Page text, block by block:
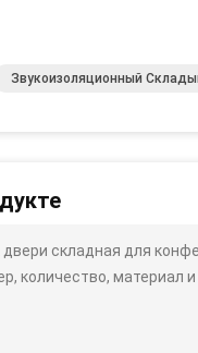
Звукоизоляционный
складная для
количество, материал и